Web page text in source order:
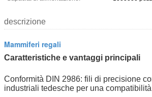
descrizione
Mammiferi regali
Caratteristiche e vantaggi principali
Conformità DIN 2986: fili di precisione
industriali tedesche per una